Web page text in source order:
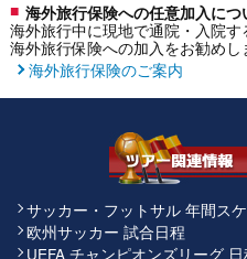
海外旅行保険への任意加入につ
海外旅行中に現地で通院・入院
海外旅行保険への加入をお勧めし
海外旅行保険のご案内
サッカー・フットサル 年間ス
欧州サッカー 試合日程
UEFA チャンピオンズリーグ 日